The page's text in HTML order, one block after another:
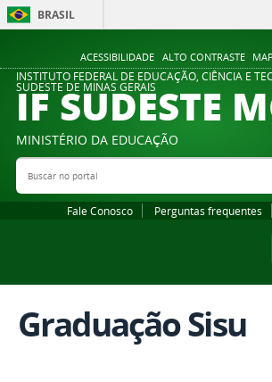
ACESSIBILIDADE ALTO CONTRASTE
BRASIL
INSTITUTO FEDERAL DE EDUCAÇÃO, CIÊNCIA E
SUDESTE DE MINAS GERAIS
IF SUDESTE
MINISTÉRIO DA EDUCAÇÃO
Buscar no portal
Fale Conosco Perguntas frequentes
Graduação Sisu